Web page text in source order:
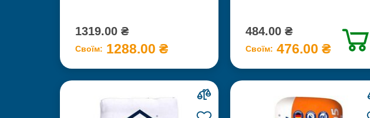
1319.00 ₴
Своїм: 1288.00 ₴
484.00 ₴
Своїм: 476.00 ₴